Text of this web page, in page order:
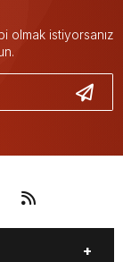
olmak istiyorsanız